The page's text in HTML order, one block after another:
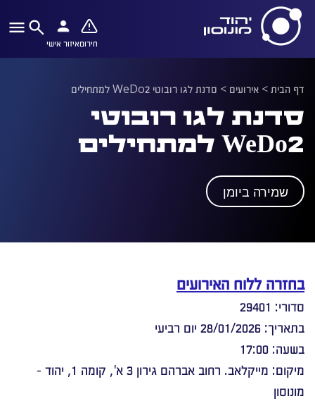
חירוםאיזור אישי
דף הבית> אירועים > סדנת לגו רובוטי WeDo2 למתחילים
סדנת לגו רובוטי
WeDo2 למתחילים
שמירה ביומן
בחזרה ללוח האירועים
סדורי: 29401
בתאריך: 28/01/2026 יום רביעי
בשעה: 17:00
מיקום: מייקלאב. רחוב אברהם גירון 3 א', קומה 1, יהוד -
מונוסון